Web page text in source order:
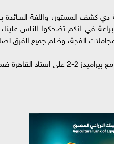
دي كشف المستور، واللغة
في انكم تضحكوا الناس
الفجة، وظلم جميع الفرق
لبطولة الدوري الممتاز.